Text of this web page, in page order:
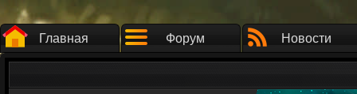
Главная Форум Новости